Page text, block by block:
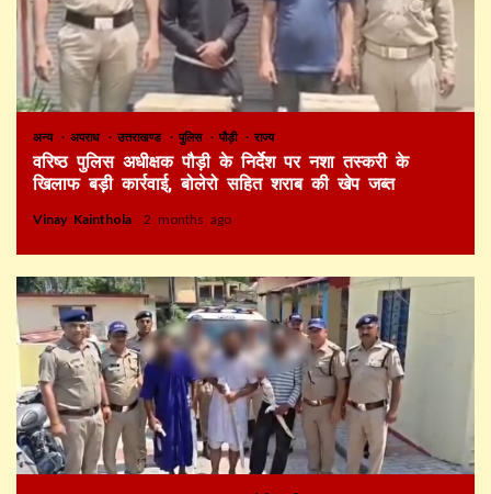
अन्य अपराध उत्तराखण्ड पुलिस पौड़ी राज्य
वरिष्ठ पुलिस अधीक्षक पौड़ी के निर्देश पर नशा तस्करी के
खिलाफ बड़ी कार्रवाई, बोलेरो सहित शराब की खेप जब्त
Vinay Kainthola 2 months ago